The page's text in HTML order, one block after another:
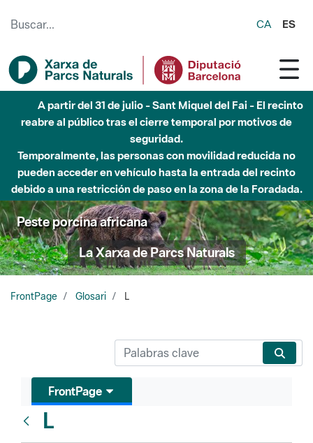
CA ES
A partir del 31 de julio - Sant Miquel del Fai - El recinto
reabre al público tras el cierre temporal por motivos de
seguridad.
Temporalmente, las personas con movilidad reducida no
pueden acceder en vehículo hasta la entrada del recinto
debido a una restricción de paso en la zona de la Foradada.
Peste porcina africana
La Xarxa de Parcs Naturals
FrontPage Glosari L
FrontPage
L